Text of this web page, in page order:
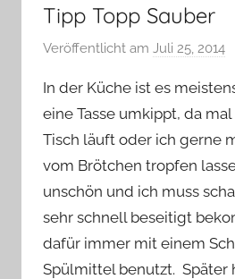
mehrTipp Topp Sauber
Veröffentlicht am Juli 25, 2014
n
Y
v
o
n
n
e
In der Küche ist es
eine Tasse umkippt, da
Tisch läuft oder ich gerne
vom Brötchen tropfen
unschön und ich muss
sehr schnell beseitigt
dafür immer mit einem
Spülmittel benutzt. Später